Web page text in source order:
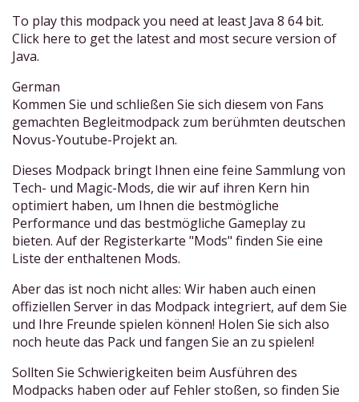
To play this modpack you need at least Java 8 64 bit.
Click here to get the latest and most secure version of
Java.
German
Kommen Sie und schließen Sie sich diesem von Fans
gemachten Begleitmodpack zum berühmten deutschen
Novus-Youtube-Projekt an.
Dieses Modpack bringt Ihnen eine feine Sammlung von
Tech- und Magic-Mods, die wir auf ihren Kern hin
optimiert haben, um Ihnen die bestmögliche
Performance und das bestmögliche Gameplay zu
bieten. Auf der Registerkarte "Mods" finden Sie eine
Liste der enthaltenen Mods.
Aber das ist noch nicht alles: Wir haben auch einen
offiziellen Server in das Modpack integriert, auf dem Sie
und Ihre Freunde spielen können! Holen Sie sich also
noch heute das Pack und fangen Sie an zu spielen!
Sollten Sie Schwierigkeiten beim Ausführen des
Modpacks haben oder auf Fehler stoßen, so finden Sie